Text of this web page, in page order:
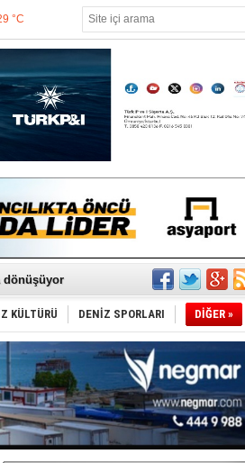
°C
°C
°C
30 °C
dönüşüyor
KÜLTÜRÜ DENİZ SPORLARI DİĞER »